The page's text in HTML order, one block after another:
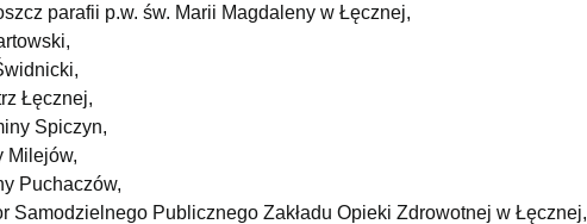
parafii p.w. św. Marii Magdaleny w Łęcznej,
Łęcznej,
Spiczyn,
Milejów,
Puchaczów,
Samodzielnego Publicznego Zakładu Opieki Zdrowotnej w Łęcznej,